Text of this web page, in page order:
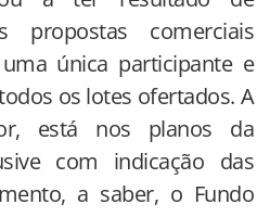
propostas comerciais
única participante e
os lotes ofertados. A
está nos planos da
com indicação das
a saber, o Fundo